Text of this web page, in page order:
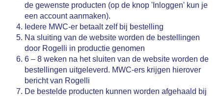
de gewenste producten (op de knop 'Inloggen' kun je
een account aanmaken).
Iedere MWC-er betaalt zelf bij bestelling
Na sluiting van de website worden de bestellingen
door Rogelli in productie genomen
6 – 8 weken na het sluiten van de website worden de
bestellingen uitgeleverd. MWC-ers krijgen hierover
bericht van Rogelli
De bestelde producten kunnen worden afgehaald bij